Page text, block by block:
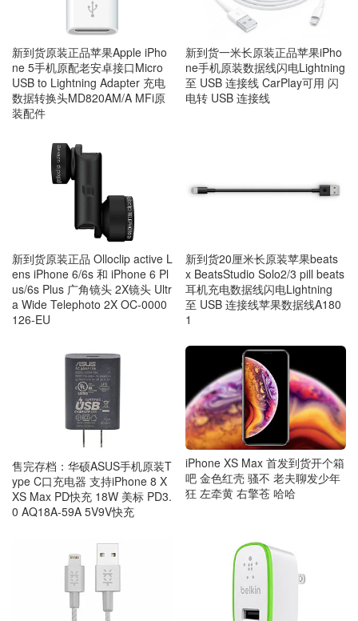
新到货原装正品苹果Apple iPho
ne 5手机原配老安卓接口Micro
USB to Lightning Adapter 充电
数据转换头MD820AM/A MFi原
装配件
新到货一米长原装正品苹果iPho
ne手机原装数据线闪电Lightning
至 USB 连接线 CarPlay可用 闪
电转 USB 连接线
新到货原装正品 Olloclip active L
ens iPhone 6/6s 和 iPhone 6 Pl
us/6s Plus 广角镜头 2X镜头 Ultr
a Wide Telephoto 2X OC-0000
126-EU
新到货20厘米长原装苹果beats
x BeatsStudio Solo2/3 pill beats
耳机充电数据线闪电Lightning
至 USB 连接线苹果数据线A180
1
售完存档：华硕ASUS手机原装T
ype C口充电器 支持iPhone 8 X
XS Max PD快充 18W 美标 PD3.
0 AQ18A-59A 5V9V快充
iPhone XS Max 首发到货开个箱
吧 金色红壳 骚不 老夫聊发少年
狂 左牵黄 右擎苍 哈哈